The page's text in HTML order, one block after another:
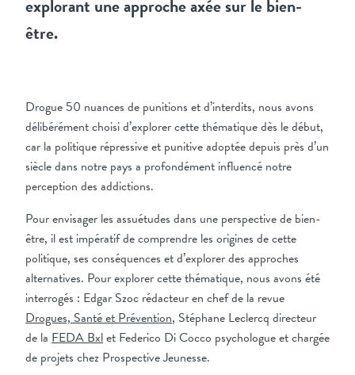
explorant une approche axée sur le bien-
être.
Drogue 50 nuances de punitions et d’interdits, nous avons
délibérément choisi d’explorer cette thématique dès le début,
car la politique répressive et punitive adoptée depuis près d’un
siècle dans notre pays a profondément influencé notre
perception des addictions.
Pour envisager les assuétudes dans une perspective de bien-
être, il est impératif de comprendre les origines de cette
politique, ses conséquences et d’explorer des approches
alternatives. Pour explorer cette thématique, nous avons été
interrogés : Edgar Szoc rédacteur en chef de la revue
Drogues, Santé et Prévention, Stéphane Leclercq directeur
de la FEDA Bxlet Federico Di Cocco psychologue et chargée
de projets chez Prospective Jeunesse.